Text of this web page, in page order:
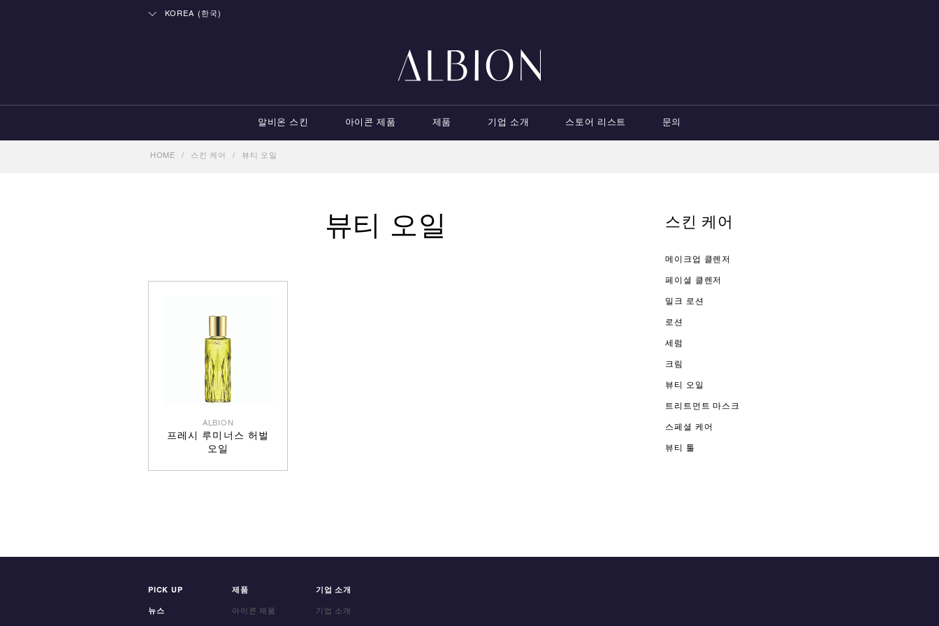
알비온 스킨 아이콘 제품 제품 기업 소개 스토어 리스트 문의
KOREA (한국)
HOME / 스킨 케어 / 뷰티 오일
뷰티 오일
ALBION
프레시 루미너스 허벌
오일
스킨 케어
메이크업 클렌저
페이셜 클렌저
밀크 로션
로션
세럼
크림
뷰티 오일
트리트먼트 마스크
스페셜 케어
뷰티 툴
PICK UP
뉴스
제품
아이콘 제품
기업 소개
기업 소개